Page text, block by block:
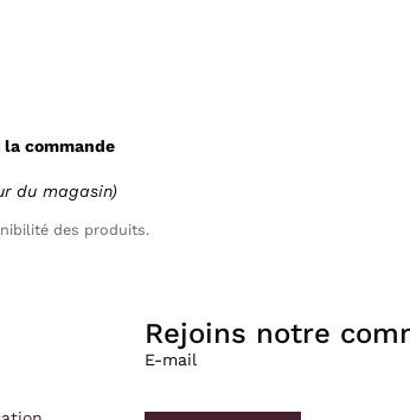
commande
du magasin)
des produits.
Rejoins notre
E-mail